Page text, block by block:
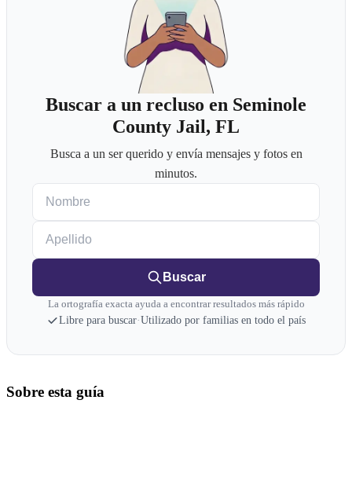
Buscar a un recluso en Seminole
County Jail, FL
Busca a un ser querido y envía mensajes y fotos en
minutos.
Buscar
La ortografía exacta ayuda a encontrar resultados más rápido
Libre para buscar·Utilizado por familias en todo el país
Sobre esta guía